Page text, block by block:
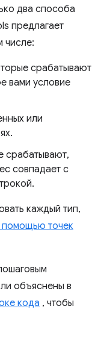
два способа
предлагает
числе:
срабатывают
вами условие
или
срабатывают,
совпадает с
каждый тип,
помощью точек
объяснены в
кода , чтобы